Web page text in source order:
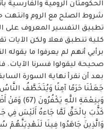
الحكومتان الرومية والفارسية
شروط ‏الصلح مع الروم وانتهت
تطبيق التفسير المعروف على
كلية تنطبق فعلا ولكن الآيات
برأيي أنهم لم يعرفوا ما يقوله
صحيحة ليقولوا فسرنا الآيات.
بعد أن نقرأ نهاية السورة
جَعَلْنَا حَرَمًا ‏آمِنًا وَيُتَخَطَّفُ
وَبِنِعْمَةِ
وَالَّذِينَ جَاهَدُوا فِينَا لَنَهْدِيَنَّهُمْ